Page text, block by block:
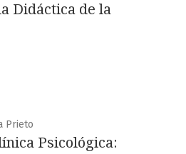
Didáctica de la
Prieto
Psicológica: